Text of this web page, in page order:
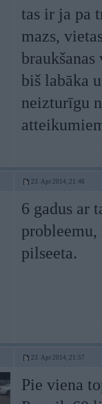
tas ir ja pa
mazs,
biš labāka
neizturīgu
23. Apr 2014, 21:46
6 gadus ar
probleemu,
pilseeta.
23. Apr 2014, 21:57
Pie viena